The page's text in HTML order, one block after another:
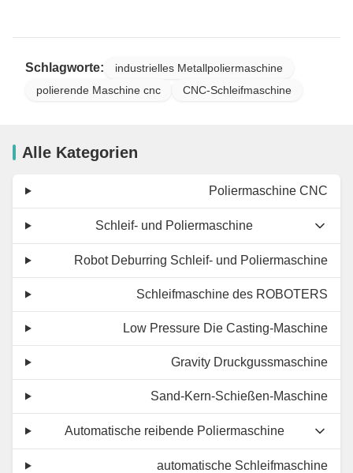
Schlagworte:
industrielles Metallpoliermaschine
polierende Maschine cnc
CNC-Schleifmaschine
Alle Kategorien
Poliermaschine CNC
Schleif- und Poliermaschine
Robot Deburring Schleif- und Poliermaschine
Schleifmaschine des ROBOTERS
Low Pressure Die Casting-Maschine
Gravity Druckgussmaschine
Sand-Kern-Schießen-Maschine
Automatische reibende Poliermaschine
automatische Schleifmaschine